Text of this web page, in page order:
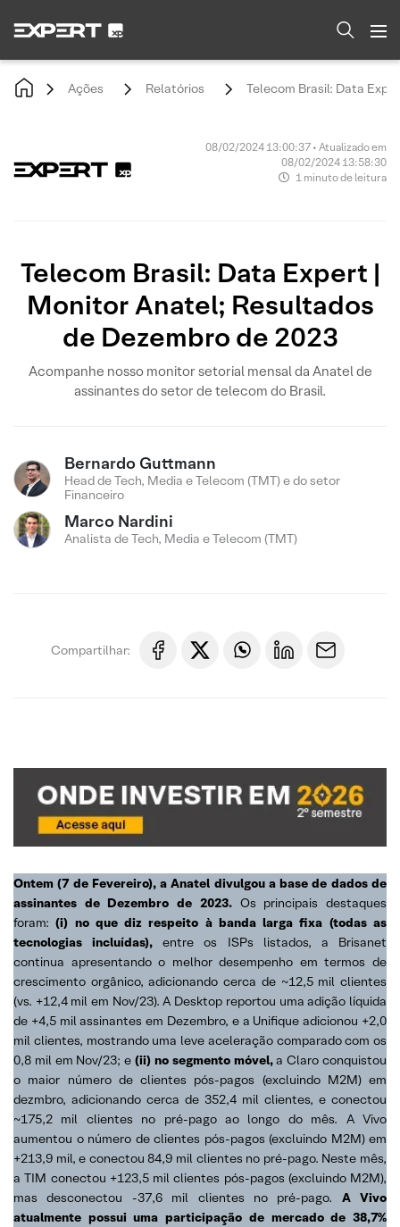
Ações Relatórios Telecom Brasil: Data
08/02/2024 13:00:37 • Atualizado em
08/02/2024 13:58:30
1 minuto de leitura
Telecom Brasil: Data Expert |
Monitor Anatel; Resultados
de Dezembro de 2023
Acompanhe nosso monitor setorial mensal da Anatel de
assinantes do setor de telecom do Brasil.
Bernardo Guttmann
Head de Tech, Media e Telecom (TMT) e do setor
Financeiro
Marco Nardini
Analista de Tech, Media e Telecom (TMT)
Compartilhar:
Ontem (7 de Fevereiro), a Anatel divulgou a base de dados de
assinantes de Dezembro de 2023.Os principais destaques
foram:(i) no que diz respeito à banda larga fixa (todas as
tecnologias incluídas),entre os ISPs listados, a Brisanet
continua apresentando o melhor desempenho em termos de
crescimento orgânico, adicionando cerca de ~12,5 mil clientes
(vs. +12,4 mil em Nov/23). A Desktop reportou uma adição líquida
de +4,5 mil assinantes em Dezembro, e a Unifique adicionou +2,0
mil clientes, mostrando uma leve aceleração comparado com os
0,8 mil em Nov/23; e(ii) no segmento móvel,a Claro conquistou
o maior número de clientes pós-pagos (excluindo M2M) em
dezmbro, adicionando cerca de 352,4 mil clientes, e conectou
~175,2 mil clientes no pré-pago ao longo do mês. A Vivo
aumentou o número de clientes pós-pagos (excluindo M2M) em
+213,9 mil, e conectou 84,9 mil clientes no pré-pago. Neste mês,
a TIM conectou +123,5 mil clientes pós-pagos (excluindo M2M),
mas desconectou -37,6 mil clientes no pré-pago. A Vivo
atualmente possui uma participação de mercado de 38,7%